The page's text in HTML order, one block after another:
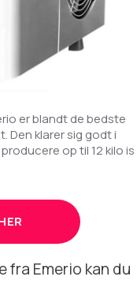
er blandt de bedste
Den klarer sig godt i
op til 12 kilo is
fra Emerio kan du